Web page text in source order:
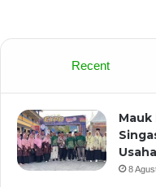
Recent
Mauk
8